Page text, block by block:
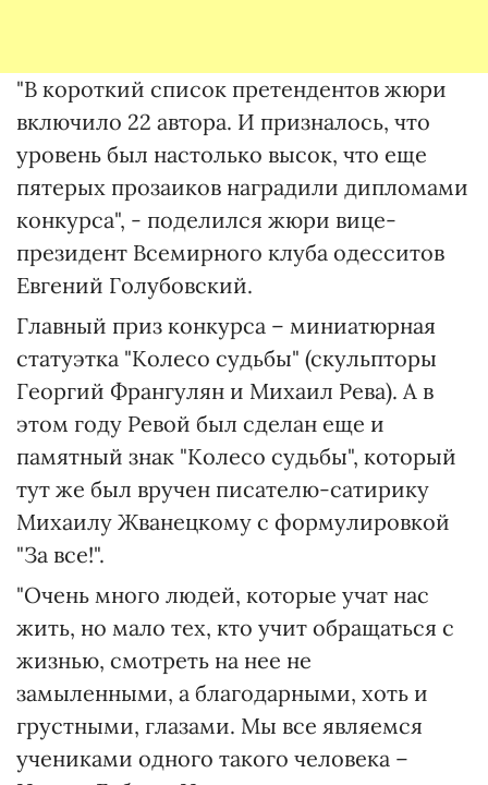
"В короткий список претендентов жюри
включило 22 автора. И призналось, что
уровень был настолько высок, что еще
пятерых прозаиков наградили дипломами
конкурса", - поделился жюри вице-
президент Всемирного клуба одесситов
Евгений Голубовский.
Главный приз конкурса – миниатюрная
статуэтка "Колесо судьбы" (скульпторы
Георгий Франгулян и Михаил Рева). А в
этом году Ревой был сделан еще и
памятный знак "Колесо судьбы", который
тут же был вручен писателю-сатирику
Михаилу Жванецкому с формулировкой
"За все!".
"Очень много людей, которые учат нас
жить, но мало тех, кто учит обращаться с
жизнью, смотреть на нее не
замыленными, а благодарными, хоть и
грустными, глазами. Мы все являемся
учениками одного такого человека –